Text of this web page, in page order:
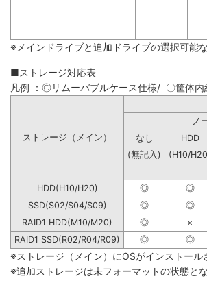
※メインドライブと追加ドライブの選択可能
■ストレージ対応表
凡例 ：◎リムーバブルケース仕様/ 〇筐体
ストレージ（メイン）
なし HDD
(無記入)
(H10/
HDD(H10/H20) ◎ ◎
SSD(S02/S04/S09)
◎ ◎
RAID1 HDD(M10/M20)
◎ ×
RAID1 SSD(R02/R04/R09)
◎ ◎
※ストレージ（メイン）にOSがインストー
※追加ストレージは未フォーマットの状態と